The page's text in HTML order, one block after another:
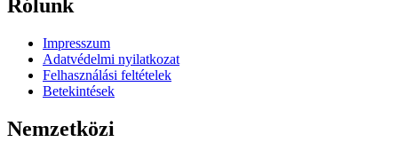
Rólunk
Impresszum
Adatvédelmi nyilatkozat
Felhasználási feltételek
Betekintések
Nemzetközi